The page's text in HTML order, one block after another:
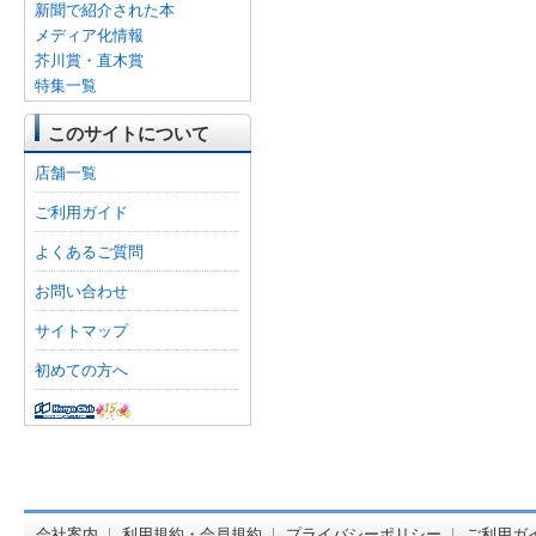
新聞で紹介された本
メディア化情報
芥川賞・直木賞
特集一覧
このサイトについて
店舗一覧
ご利用ガイド
よくあるご質問
お問い合わせ
サイトマップ
初めての方へ